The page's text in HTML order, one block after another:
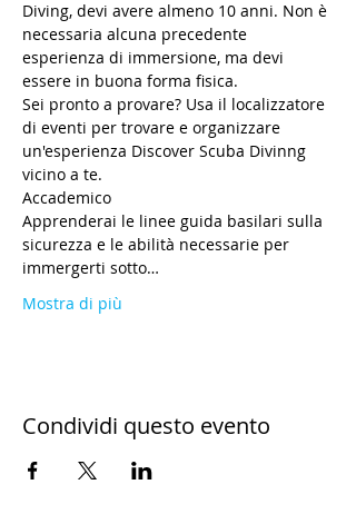
Diving, devi avere almeno 10 anni. Non è
necessaria alcuna precedente
esperienza di immersione, ma devi
essere in buona forma fisica.
Sei pronto a provare? Usa il localizzatore
di eventi per trovare e organizzare
un'esperienza Discover Scuba Divinng
vicino a te.
Accademico
Apprenderai le linee guida basilari sulla
sicurezza e le abilità necessarie per
immergerti sotto…
Mostra di più
Condividi questo evento